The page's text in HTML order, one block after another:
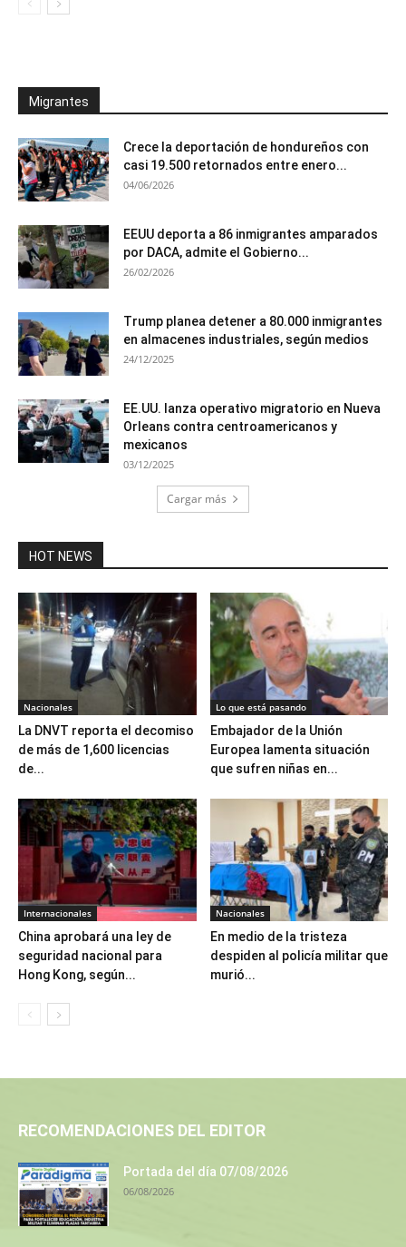
Migrantes
Crece la deportación de hondureños con
casi 19.500 retornados entre enero...
04/06/2026
EEUU deporta a 86 inmigrantes amparados
por DACA, admite el Gobierno...
26/02/2026
Trump planea detener a 80.000 inmigrantes
en almacenes industriales, según medios
24/12/2025
EE.UU. lanza operativo migratorio en Nueva
Orleans contra centroamericanos y
mexicanos
03/12/2025
Cargar más
HOT NEWS
Nacionales
La DNVT reporta el decomiso
de más de 1,600 licencias
de...
Lo que está pasando
Embajador de la Unión
Europea lamenta situación
que sufren niñas en...
Internacionales
China aprobará una ley de
seguridad nacional para
Hong Kong, según...
Nacionales
En medio de la tristeza
despiden al policía militar que
murió...
RECOMENDACIONES DEL EDITOR
Portada del día 07/08/2026
06/08/2026